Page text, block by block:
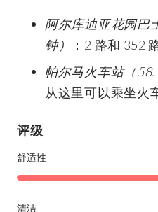
阿尔库迪亚花园巴
钟）
：2 路和 352
帕尔马火车站（
从这里可以乘坐火
评级
舒适性
清洁